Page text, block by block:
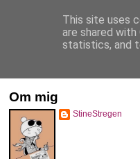
Om mig
StineStregen
This site uses
are shared
statistics, and